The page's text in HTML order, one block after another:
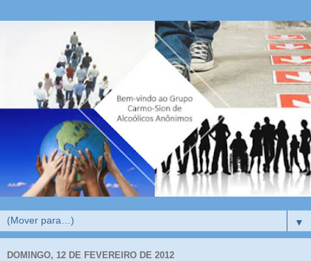
▼
DOMINGO, 12 DE FEVEREIRO DE 2012